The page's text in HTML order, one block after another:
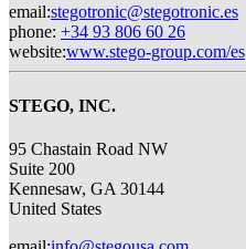
email:stegotronic@stegotronic.es
phone: +34 93 806 60 26
website:www.stego-group.com/es
STEGO, INC.
95 Chastain Road NW
Suite 200
Kennesaw, GA 30144
United States